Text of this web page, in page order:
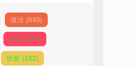
做法 (849)
宝宝 (207)
饮食 (182)